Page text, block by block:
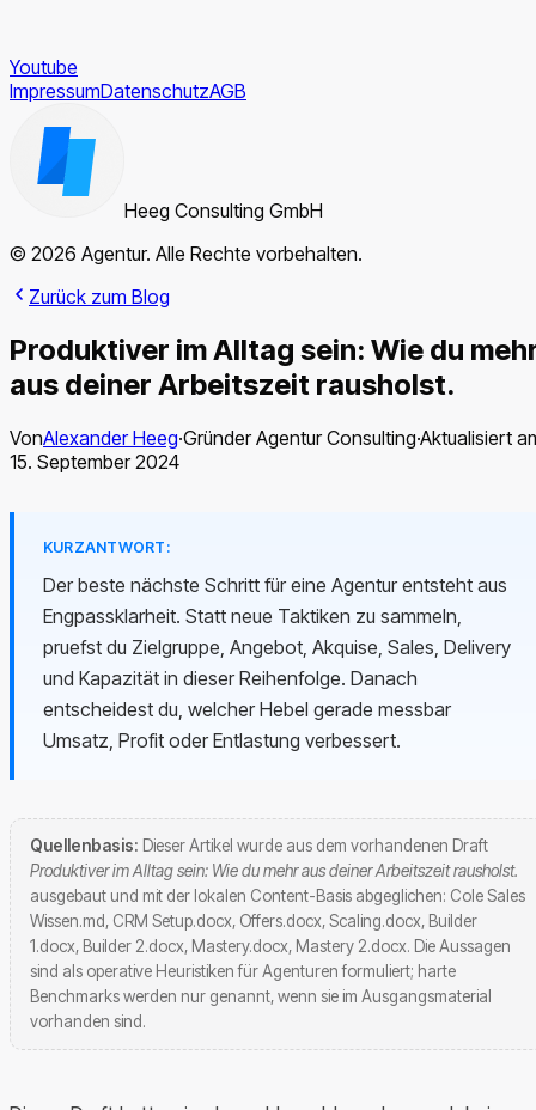
Youtube
ImpressumDatenschutzAGB
Heeg Consulting GmbH
© 2026 Agentur. Alle Rechte vorbehalten.
Zurück zum Blog
Produktiver im Alltag sein: Wie du
aus deiner Arbeitszeit rausholst.
VonAlexander Heeg·Gründer Agentur Consulting·Aktualisiert
15. September 2024
KURZANTWORT:
Der beste nächste Schritt für eine Agentur entsteht aus
Engpassklarheit. Statt neue Taktiken zu sammeln,
pruefst du Zielgruppe, Angebot, Akquise, Sales, Delivery
und Kapazität in dieser Reihenfolge. Danach
entscheidest du, welcher Hebel gerade messbar
Umsatz, Profit oder Entlastung verbessert.
Quellenbasis: Dieser Artikel wurde aus dem vorhandenen Draft
Produktiver im Alltag sein: Wie du mehr aus deiner Arbeitszeit rausholst.
ausgebaut und mit der lokalen Content-Basis abgeglichen: Cole Sales
Wissen.md, CRM Setup.docx, Offers.docx, Scaling.docx, Builder
1.docx, Builder 2.docx, Mastery.docx, Mastery 2.docx. Die Aussagen
sind als operative Heuristiken für Agenturen formuliert; harte
Benchmarks werden nur genannt, wenn sie im Ausgangsmaterial
vorhanden sind.